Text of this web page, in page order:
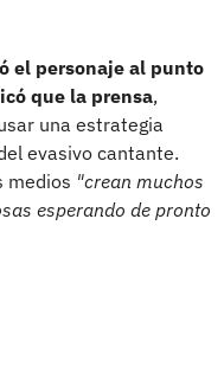
el personaje al punto
que la prensa,
una estrategia
evasivo cantante.
medios "crean muchos
esperando de pronto